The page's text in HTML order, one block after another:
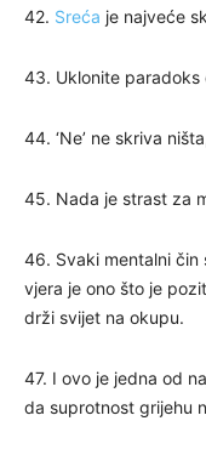
42. Sreća je najveće
43. Uklonite
44. ‘Ne’ ne skriva
45. Nada je strast za
46. Svaki mentalni čin
vjera je ono što je
drži svijet na okupu.
47. I ovo je jedna od
da suprotnost grijehu